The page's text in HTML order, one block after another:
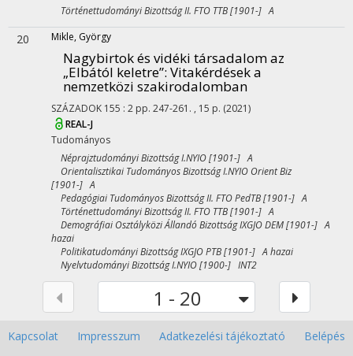
Történettudományi Bizottság II. FTO TTB [1901-] A
20 Mikle, György
Nagybirtok és vidéki társadalom az
„Elbától keletre”: Vitakérdések a
nemzetközi szakirodalomban
SZÁZADOK 155 : 2 pp. 247-261. , 15 p. (2021)
REAL-J
Tudományos
Néprajztudományi Bizottság I.NYIO [1901-] A
Orientalisztikai Tudományos Bizottság I.NYIO Orient Biz
[1901-] A
Pedagógiai Tudományos Bizottság II. FTO PedTB [1901-] A
Történettudományi Bizottság II. FTO TTB [1901-] A
Demográfiai Osztályközi Állandó Bizottság IXGJO DEM [1901-] A
hazai
Politikatudományi Bizottság IXGJO PTB [1901-] A hazai
Nyelvtudományi Bizottság I.NYIO [1900-] INT2
1 - 20
Kapcsolat Impresszum Adatkezelési tájékoztató Belépés